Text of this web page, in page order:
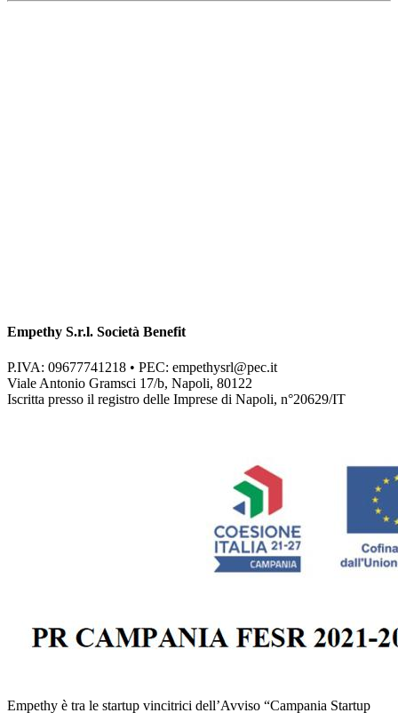
Empethy S.r.l. Società Benefit
P.IVA: 09677741218 • PEC: empethysrl@pec.it
Viale Antonio Gramsci 17/b, Napoli, 80122
Iscritta presso il registro delle Imprese di Napoli, n°20629/IT
Empethy è tra le startup vincitrici dell’Avviso “Campania Startup